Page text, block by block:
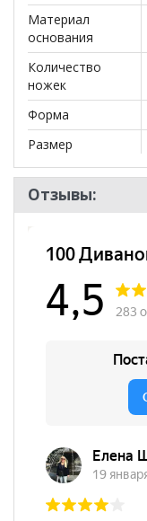
Материал
основания
Количество
ножек
Форма
Размер
Тип
Форма ножек
Цвет
столешницы
Размер в
Стиль
Комната
Пол
Отзывы: